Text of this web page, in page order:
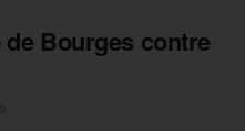
Bourges contre